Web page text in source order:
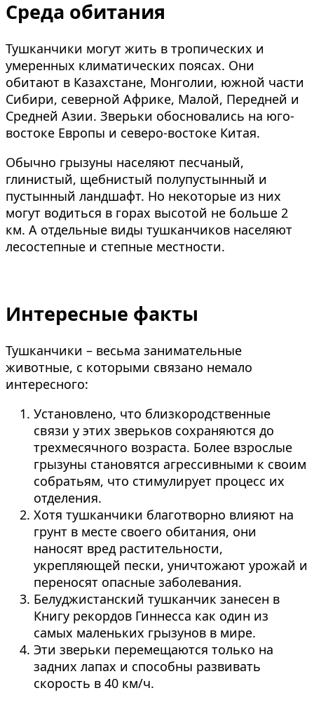
Среда обитания
Тушканчики могут жить в тропических и
умеренных климатических поясах. Они
обитают в Казахстане, Монголии, южной части
Сибири, северной Африке, Малой, Передней и
Средней Азии. Зверьки обосновались на юго-
востоке Европы и северо-востоке Китая.
Обычно грызуны населяют песчаный,
глинистый, щебнистый полупустынный и
пустынный ландшафт. Но некоторые из них
могут водиться в горах высотой не больше 2
км. А отдельные виды тушканчиков населяют
лесостепные и степные местности.
Интересные факты
Тушканчики – весьма занимательные
животные, с которыми связано немало
интересного:
Установлено, что близкородственные
связи у этих зверьков сохраняются до
трехмесячного возраста. Более взрослые
грызуны становятся агрессивными к своим
собратьям, что стимулирует процесс их
отделения.
Хотя тушканчики благотворно влияют на
грунт в месте своего обитания, они
наносят вред растительности,
укрепляющей пески, уничтожают урожай и
переносят опасные заболевания.
Белуджистанский тушканчик занесен в
Книгу рекордов Гиннесса как один из
самых маленьких грызунов в мире.
Эти зверьки перемещаются только на
задних лапах и способны развивать
скорость в 40 км/ч.